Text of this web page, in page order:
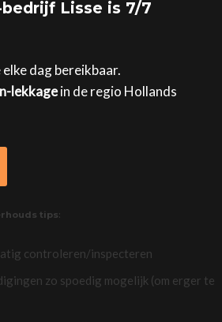
Lisse is 7/7
dag bereikbaar.
lekkagein de regio Hollands
tips:
controleren/inspecteren
zo spoedig mogelijk (om erger te